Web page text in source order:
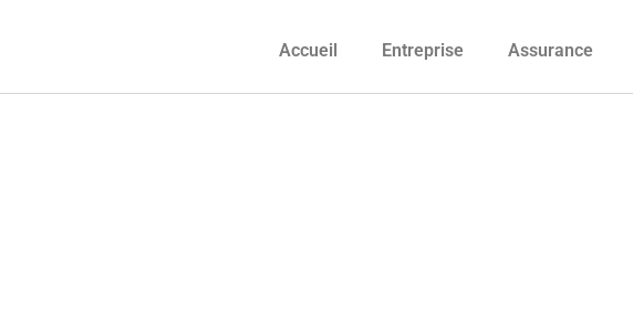
Accueil Entreprise Assurance